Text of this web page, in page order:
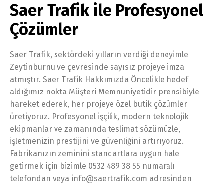
Saer Trafik ile Profesyonel
Çözümler
Saer Trafik, sektördeki yılların verdiği deneyimle
Zeytinburnu ve çevresinde sayısız projeye imza
atmıştır. Saer Trafik Hakkımızda Öncelikle hedef
aldığımız nokta Müşteri Memnuniyetidir prensibiyle
hareket ederek, her projeye özel butik çözümler
üretiyoruz. Profesyonel işçilik, modern teknolojik
ekipmanlar ve zamanında teslimat sözümüzle,
işletmenizin prestijini ve güvenliğini artırıyoruz.
Fabrikanızın zeminini standartlara uygun hale
getirmek için bizimle 0532 489 38 55 numaralı
telefondan veya info@saertrafik.com adresinden